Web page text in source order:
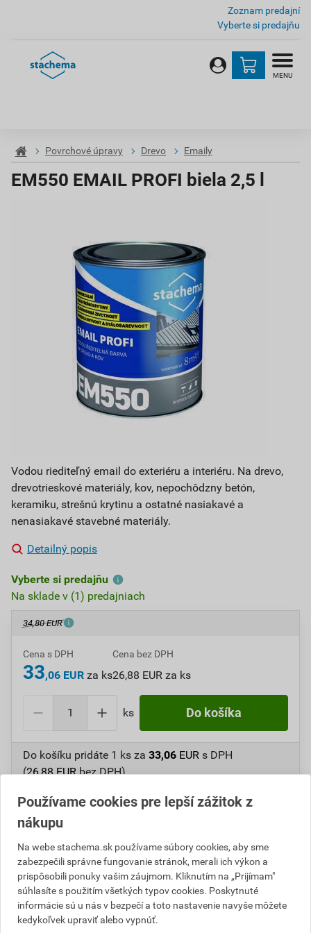
Zoznam predajní
Vyberte si predajňu
MENU
Povrchové úpravy Drevo Emaily
EM550 EMAIL PROFI biela 2,5 l
Vodou riediteľný email do exteriéru a interiéru. Na drevo,
drevotrieskové materiály, kov, nepochôdzny betón,
keramiku, strešnú krytinu a ostatné nasiakavé a
nenasiakavé stavebné materiály.
Detailný popis
Vyberte si predajňu
Na sklade v (1) predajniach
34,80 EUR
Cena s DPH
33,06 EUR za ks
Cena bez DPH
26,88 EUR za ks
ks Do košíka
Do košíku pridáte 1 ks za 33,06 EUR s DPH
(26,88EURbez DPH).
Číslo položky:A110235
Katalógový kód: 3B3YF
VýrobcaStachema
Popis
Hodvábne matný vodou riediteľný email do interiéru a
exteriéru na báze akrylátového spojiva. Je určený na
Používame cookies pre lepší zážitok z
nákupu
Na webe stachema.sk používame súbory cookies, aby sme
zabezpečili správne fungovanie stránok, merali ich výkon a
prispôsobili ponuky vašim záujmom. Kliknutím na „Prijímam"
súhlasíte s použitím všetkých typov cookies. Poskytnuté
informácie sú u nás v bezpečí a toto nastavenie navyše môžete
kedykoľvek upraviť alebo vypnúť.